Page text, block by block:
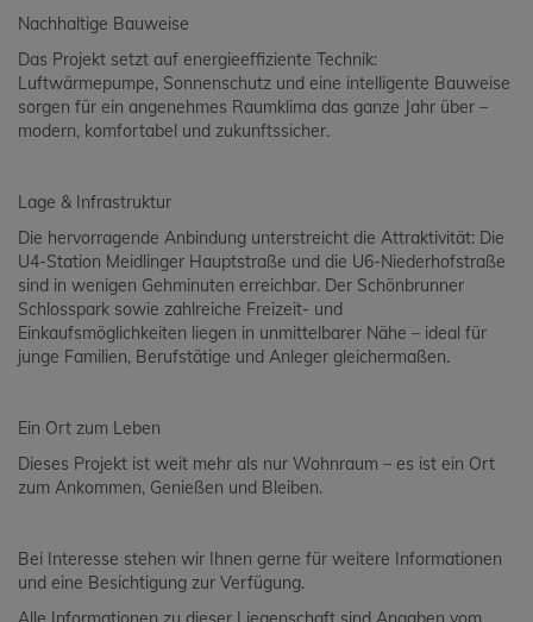
Nachhaltige Bauweise
Das Projekt setzt auf energieeffiziente Technik:
Luftwärmepumpe, Sonnenschutz und eine intelligente Bauweise
sorgen für ein angenehmes Raumklima das ganze Jahr über –
modern, komfortabel und zukunftssicher.
Lage & Infrastruktur
Die hervorragende Anbindung unterstreicht die Attraktivität: Die
U4-Station Meidlinger Hauptstraße und die U6-Niederhofstraße
sind in wenigen Gehminuten erreichbar. Der Schönbrunner
Schlosspark sowie zahlreiche Freizeit- und
Einkaufsmöglichkeiten liegen in unmittelbarer Nähe – ideal für
junge Familien, Berufstätige und Anleger gleichermaßen.
Ein Ort zum Leben
Dieses Projekt ist weit mehr als nur Wohnraum – es ist ein Ort
zum Ankommen, Genießen und Bleiben.
Bei Interesse stehen wir Ihnen gerne für weitere Informationen
und eine Besichtigung zur Verfügung.